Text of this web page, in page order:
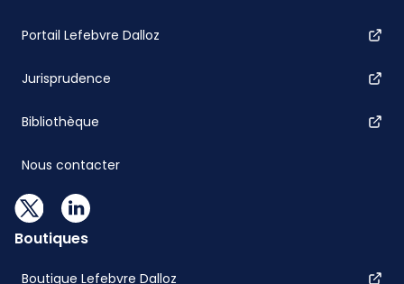
Portail Lefebvre Dalloz
Jurisprudence
Bibliothèque
Nous contacter
Boutiques
Boutique Lefebvre Dalloz